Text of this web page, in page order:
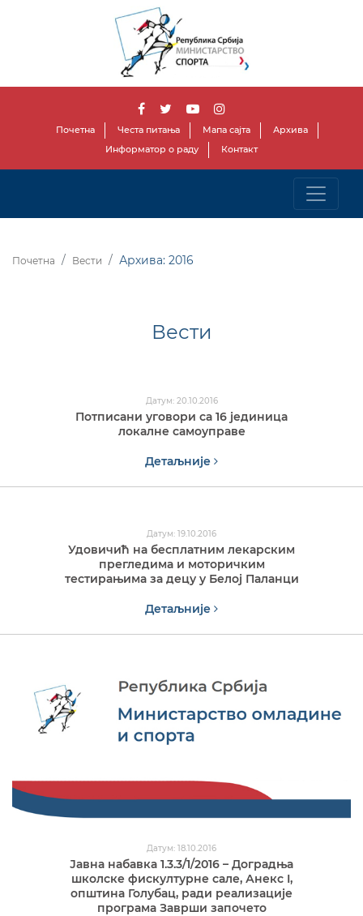
Почетна Честа питања Мапа сајта
Архива
Информатор о раду
Контакт
Почетна Вести Архива: 2016
Вести
Датум: 20.10.2016
Потписани уговори са 16 јединицa
локалне самоуправе
Детаљније
Датум: 19.10.2016
Удовичић на бесплатним лекарским
прегледима и моторичким
тестирањима за децу у Белој Паланци
Детаљније
Датум: 18.10.2016
Јавна набавка 1.3.3/1/2016 – Доградња
школске фискултурне сале, Анекс I,
општина Голубац, ради реализације
програма Заврши започето